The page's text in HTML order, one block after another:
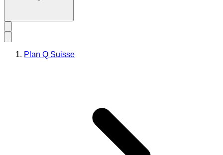
Plan Q Suisse